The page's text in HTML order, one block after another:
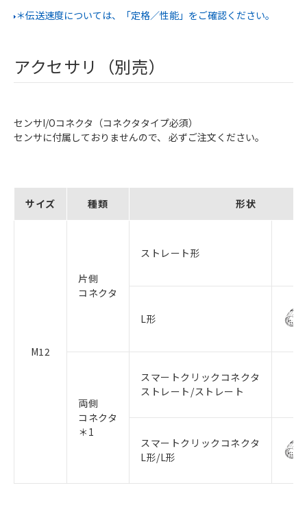
＊伝送速度については、「定格／性能」をご確認ください。
アクセサリ（別売）
センサI/Oコネクタ（コネクタタイプ必須）
センサに付属しておりませんので、 必ずご注文ください。
サイズ 種類 形状
M12
片側
コネクタ
ストレート形
L形
両側
コネクタ
＊1
スマートクリックコネクタ
ストレート/ストレート
スマートクリックコネクタ
L形/L形